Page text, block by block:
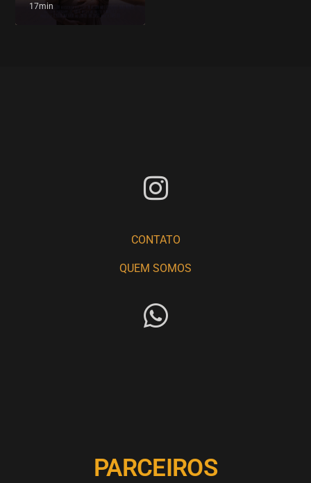
17min
CONTATO
QUEM SOMOS
PARCEIROS